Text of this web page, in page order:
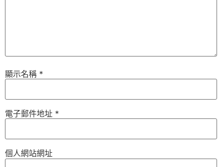
顯示名稱 *
電子郵件地址 *
個人網站網址